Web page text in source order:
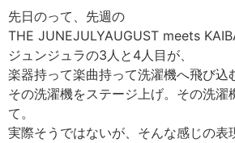
ス
キ
ッ
プ
先日のって、先週の
THE JUNEJULYAUGUST meets
ジュンジュラの3人と4人目が、
楽器持って楽曲持って洗濯機へ飛び込
その洗濯機をステージ上げ。その洗濯
て。
実際そうではないが、そんな感じの表